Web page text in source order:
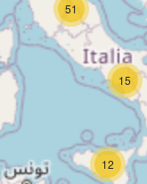
15
12
51